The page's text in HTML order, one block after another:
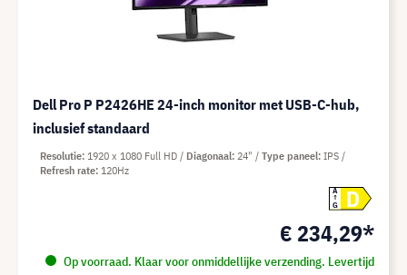
Dell Pro P P2426HE 24-inch monitor met USB-C-hub,
inclusief standaard
A
G
D
€ 234,29*
Op voorraad. Klaar voor onmiddellijke verzending. Levertijd
Resolutie 1920 x 1080 Full HD Diagonaal 24" Type paneel IPS
Refresh rate 120Hz